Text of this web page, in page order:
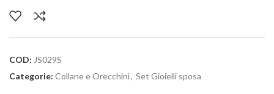
COD: JS029S
Categorie: Collane e Orecchini, Set Gioielli sposa